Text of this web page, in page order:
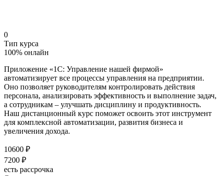
0
Тип курса
100% онлайн
Приложение «1С: Управление нашей фирмой»
автоматизирует все процессы управления на предприятии.
Оно позволяет руководителям контролировать действия
персонала, анализировать эффективность и выполнение задач,
а сотрудникам – улучшать дисциплину и продуктивность.
Наш дистанционный курс поможет освоить этот инструмент
для комплексной автоматизации, развития бизнеса и
увеличения дохода.
10600 ₽
7200 ₽
есть рассрочка